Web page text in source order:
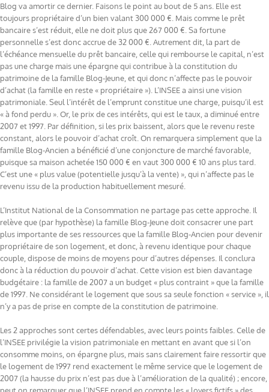
Blog va amortir ce dernier. Faisons le point au bout de 5 ans. Elle est
toujours propriétaire d’un bien valant 300 000 €. Mais comme le prêt
bancaire s’est réduit, elle ne doit plus que 267 000 €. Sa fortune
personnelle s’est donc accrue de 32 000 €. Autrement dit, la part de
l’échéance mensuelle du prêt bancaire, celle qui rembourse le capital, n’est
pas une charge mais une épargne qui contribue à la constitution du
patrimoine de la famille Blog-Jeune, et qui donc n’affecte pas le pouvoir
d’achat (la famille en reste « propriétaire »). L’INSEE a ainsi une vision
patrimoniale. Seul l’intérêt de l’emprunt constitue une charge, puisqu’il est
« à fond perdu ». Or, le prix de ces intérêts, qui est le taux, a diminué entre
2007 et 1997. Par définition, si les prix baissent, alors que le revenu reste
constant, alors le pouvoir d’achat croît. On remarquera simplement que la
famille Blog-Ancien a bénéficié d’une conjoncture de marché favorable,
puisque sa maison achetée 150 000 € en vaut 300 000 € 10 ans plus tard.
C’est une « plus value (potentielle jusqu’à la vente) », qui n’affecte pas le
revenu issu de la production habituellement mesuré.
L’Institut National de la Consommation ne partage pas cette approche. Il
relève que (par hypothèse) la famille Blog-Jeune doit consacrer une part
plus importante de ses ressources que la famille Blog-Ancien pour devenir
propriétaire de son logement, et donc, à revenu identique pour chaque
couple, dispose de moins de moyens pour d’autres dépenses. Il conclura
donc à la réduction du pouvoir d’achat. Cette vision est bien davantage
budgétaire : la famille de 2007 a un budget « plus contraint » que la famille
de 1997. Ne considérant le logement que sous sa seule fonction « service », il
n’y a pas de prise en compte de la constitution de patrimoine.
Les 2 approches sont certes défendables, avec leurs points faibles. Celle de
l’INSEE privilégie la vision patrimoniale en mettant en avant que si l’on
consomme moins, on épargne plus, mais sans clairement faire ressortir que
le logement de 1997 rend exactement le même service que le logement de
2007 (la hausse du prix n’est pas due à l’amélioration de la qualité) ; encore,